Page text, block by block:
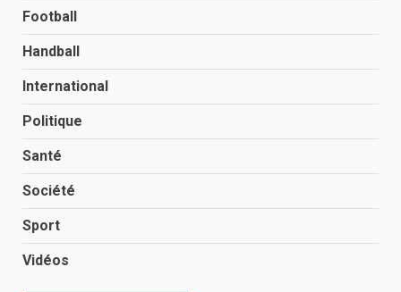
Football
Handball
International
Politique
Santé
Société
Sport
Vidéos